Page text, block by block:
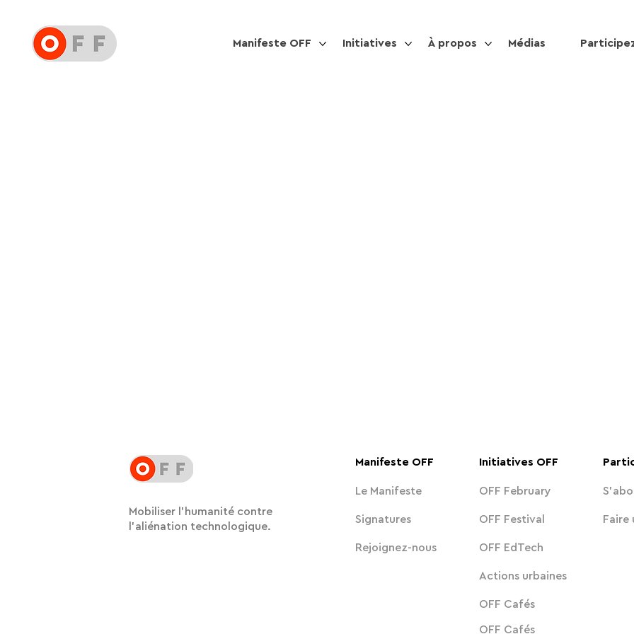
Manifeste OFF Initiatives À propos Médias
Mobiliser l'humanité contre
l'aliénation technologique.
Manifeste OFF
Le Manifeste
Signatures
Rejoignez-nous
Initiatives OFF
OFF February
OFF Festival Faire
OFF EdTech
Actions urbaines
OFF Cafés
OFF Cafés